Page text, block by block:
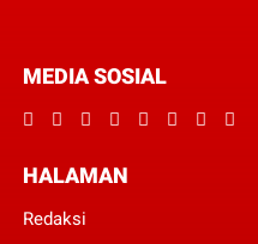
MEDIA SOSIAL
HALAMAN
Redaksi